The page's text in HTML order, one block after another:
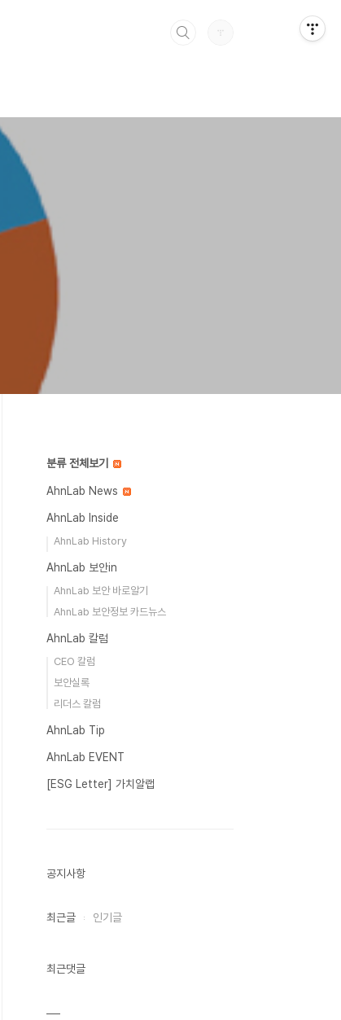
분류 전체보기
AhnLab News
AhnLab Inside
AhnLab History
AhnLab 보안in
AhnLab 보안 바로알기
AhnLab 보안정보 카드뉴스
AhnLab 칼럼
CEO 칼럼
보안실록
리더스 칼럼
AhnLab Tip
AhnLab EVENT
[ESG Letter] 가치알랩
공지사항
최근글 인기글
최근댓글